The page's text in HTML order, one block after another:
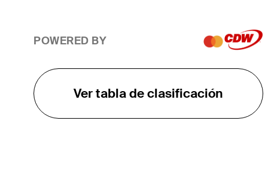
POWERED BY
Ver tabla de clasificación